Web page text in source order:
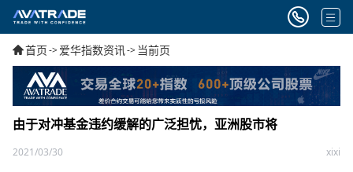
首页->爱华指数资讯-> 当前页
由于对冲基金违约缓解的广泛担忧，亚洲股市将
2021/03/30 xixi